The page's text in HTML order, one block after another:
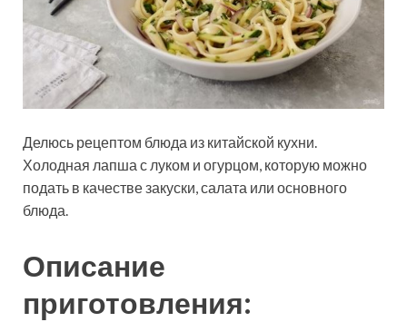
Делюсь рецептом блюда из китайской кухни.
Холодная лапша с луком и огурцом, которую можно
подать в качестве закуски, салата или основного
блюда.
Описание
приготовления: